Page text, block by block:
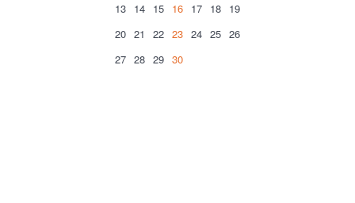
13 14 15 16 17 18 19
20 21 22 23 24 25 26
27 28 29 30